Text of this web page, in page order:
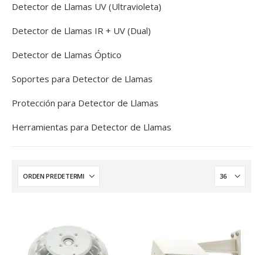
Detector de Llamas UV (Ultravioleta)
Detector de Llamas IR + UV (Dual)
Detector de Llamas Óptico
Soportes para Detector de Llamas
Protección para Detector de Llamas
Herramientas para Detector de Llamas